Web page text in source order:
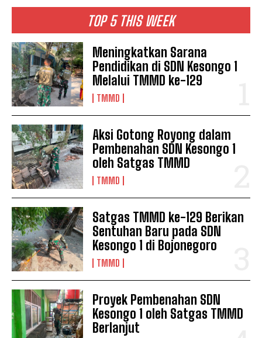
TOP 5 THIS WEEK
Meningkatkan Sarana
Pendidikan di SDN Kesongo 1
Melalui TMMD ke-129
TMMD
Aksi Gotong Royong dalam
Pembenahan SDN Kesongo 1
oleh Satgas TMMD
TMMD
Satgas TMMD ke-129 Berikan
Sentuhan Baru pada SDN
Kesongo 1 di Bojonegoro
TMMD
Proyek Pembenahan SDN
Kesongo 1 oleh Satgas TMMD
Berlanjut